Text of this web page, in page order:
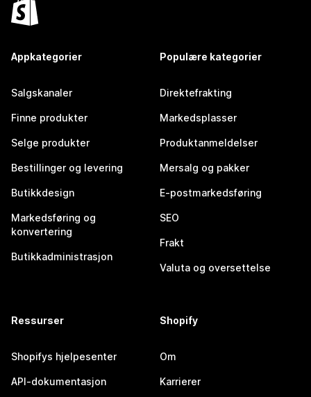
Appkategorier
Salgskanaler
Finne produkter
Selge produkter
Bestillinger og levering
Butikkdesign
Markedsføring og
konvertering
Butikkadministrasjon
Populære kategorier
Direktefrakting
Markedsplasser
Produktanmeldelser
Mersalg og pakker
E-postmarkedsføring
SEO
Frakt
Valuta og oversettelse
Ressurser
Shopifys hjelpesenter
API-dokumentasjon
Shopify
Om
Karrierer